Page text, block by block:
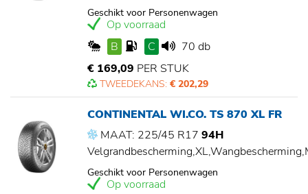
Geschikt voor Personenwagen
Op voorraad
B
C
70 db
€ 169,09 PER STUK
TWEEDEKANS: € 202,29
CONTINENTAL WI.CO. TS 870 XL FR
MAAT: 225/45 R17 94H
Geschikt voor Personenwagen
Op voorraad